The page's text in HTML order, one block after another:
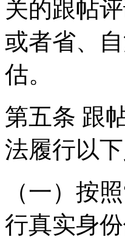
关的跟帖
或者省、
估。
第五条 跟
法履行以下
（一）按
行真实身